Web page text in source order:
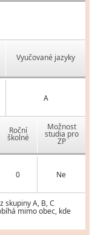
Vyučované jazyky
A
Roční
školné
Možnost
studia pro
ZP
0 Ne
skupiny A, B, C
mimo obec, kde